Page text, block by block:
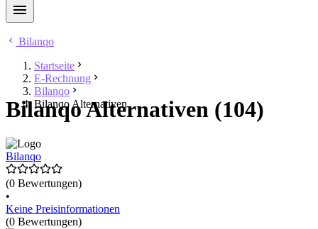
Bilanqo
Startseite
E-Rechnung
Bilanqo
Bilanqo Alternativen
Bilanqo Alternativen (104)
Bilanqo
(0 Bewertungen)
•
Keine Preisinformationen
(0 Bewertungen)